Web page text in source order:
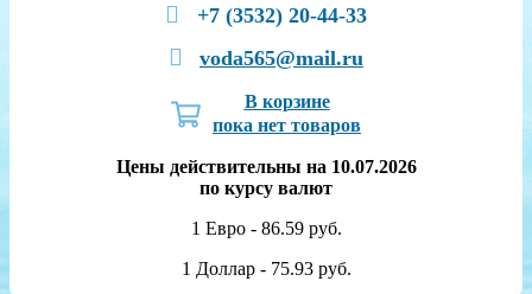
+7 (3532) 20-44-33
voda565@mail.ru
В корзине
пока нет товаров
Цены действительны на 10.07.2026
по курсу валют
1 Евро - 86.59 руб.
1 Доллар - 75.93 руб.